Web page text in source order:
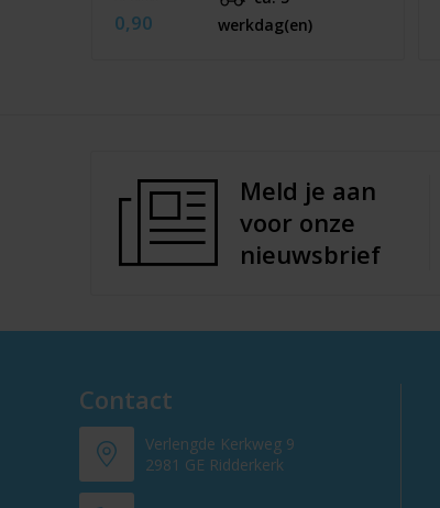
0,90
werkdag(en)
Meld je aan
voor onze
nieuwsbrief
Contact
Verlengde Kerkweg 9
2981 GE Ridderkerk